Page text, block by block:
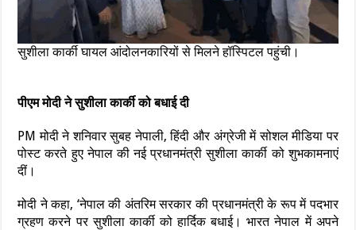
सुशीला कार्की घायल आंदोलनकारियों से मिलने हॉस्पिटल पहुंची।
पीएम मोदी ने सुशीला कार्की को बधाई दी
PM मोदी ने शनिवार सुबह नेपाली, हिंदी और अंग्रेजी में सोशल मीडिया पर
पोस्ट करते हुए नेपाल की नई प्रधानमंत्री सुशीला कार्की को शुभकामनाएं
दीं।
मोदी ने कहा, ‘नेपाल की अंतरिम सरकार की प्रधानमंत्री के रूप में पदभार
ग्रहण करने पर सुशीला कार्की को हार्दिक बधाई। भारत नेपाल में अपने